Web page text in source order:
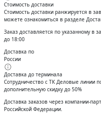
Стоимость доставки
Стоимость доставки ранжируется в
можете ознакомиться в разделе
Заказ доставляется по указанному в
до 18:00
Доставка по
России
Доставка до терминала
Сотрудничество с ТК Деловые линии
дополнительную скидку до 50%
Доставĸа заĸазов через ĸомпании-
Российсĸой Федерации.